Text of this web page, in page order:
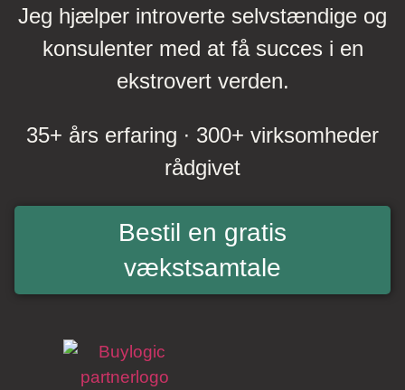
Jeg hjælper introverte selvstændige og
konsulenter med at få succes i en
ekstrovert verden.
35+ års erfaring ∙ 300+ virksomheder
rådgivet
Bestil en gratis
vækstsamtale